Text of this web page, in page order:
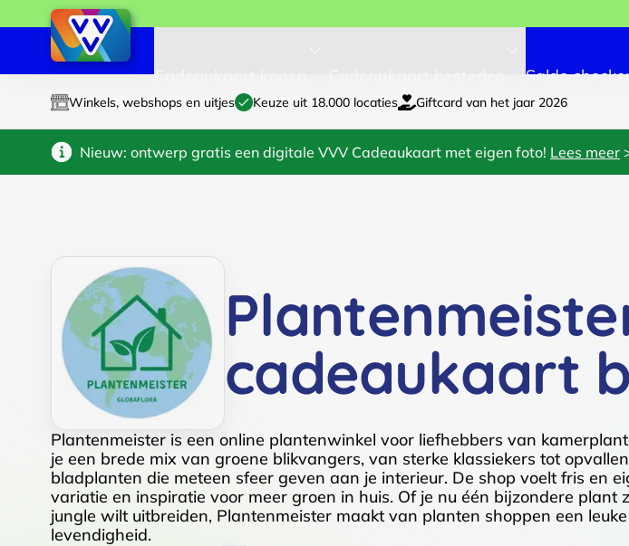
Saldo
Winkels, webshops en uitjes Keuze uit 18.000 locaties Giftcard van het jaar 2026
Nieuw: ontwerp gratis een digitale VVV Cadeaukaart met eigen foto! Lees meer
cadeaukaart
Plantenmeister is een online plantenwinkel voor liefhebbers van
je een brede mix van groene blikvangers, van sterke klassiekers tot
bladplanten die meteen sfeer geven aan je interieur. De shop voelt fris en
variatie en inspiratie voor meer groen in huis. Of je nu één bijzondere plant
jungle wilt uitbreiden, Plantenmeister maakt van planten shoppen een
levendigheid.